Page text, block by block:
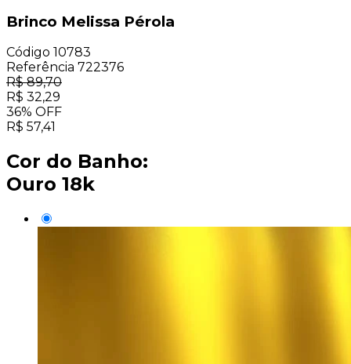
Brinco Melissa Pérola
Código 10783
Referência 722376
R$89,70
R$ 32,29
36% OFF
R$ 57,41
Cor do Banho:
Ouro 18k